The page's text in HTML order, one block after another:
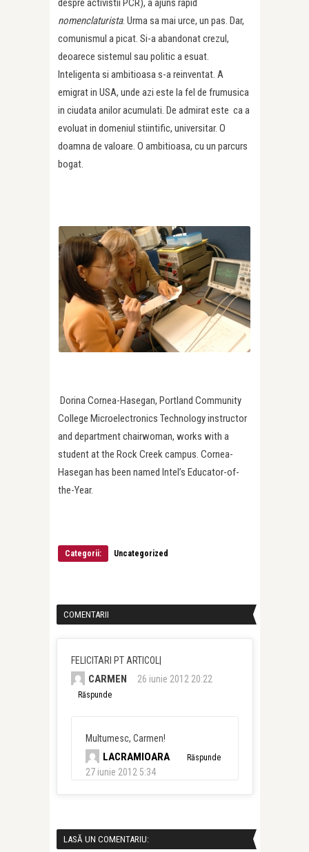
despre activistii PCR), a ajuns rapid
nomenclaturista. Urma sa mai urce, un pas. Dar,
comunismul a picat. Si-a abandonat crezul,
deoarece sistemul sau politic a esuat.
Inteligenta si ambitioasa s-a reinventat. A
emigrat in USA, unde azi este la fel de frumusica
in ciudata anilor acumulati. De admirat este ca a
evoluat in domeniul stiintific, universitar. O
doamna de valoare. O ambitioasa, cu un parcurs
bogat.
Dorina Cornea-Hasegan, Portland Community
College Microelectronics Technology instructor
and department chairwoman, works with a
student at the Rock Creek campus. Cornea-
Hasegan has been named Intel’s Educator-of-
the-Year.
Categorii: Uncategorized
COMENTARII
FELICITARI PT ARTICOL|
CARMEN 26 iunie 2012 20:22
Răspunde
Multumesc, Carmen!
LACRAMIOARA
27 iunie 2012 5:34
Răspunde
LASĂ UN COMENTARIU: